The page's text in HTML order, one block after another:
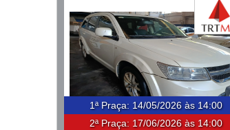
1ª Praça: 14/05/2026 às 14:00
2ª Praça: 17/06/2026 às 14:00